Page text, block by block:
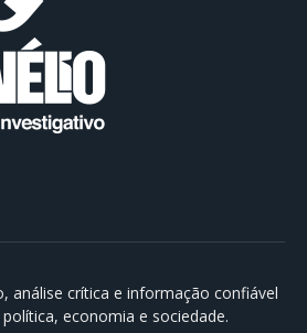
análise crítica e informação confiável
economia e sociedade.